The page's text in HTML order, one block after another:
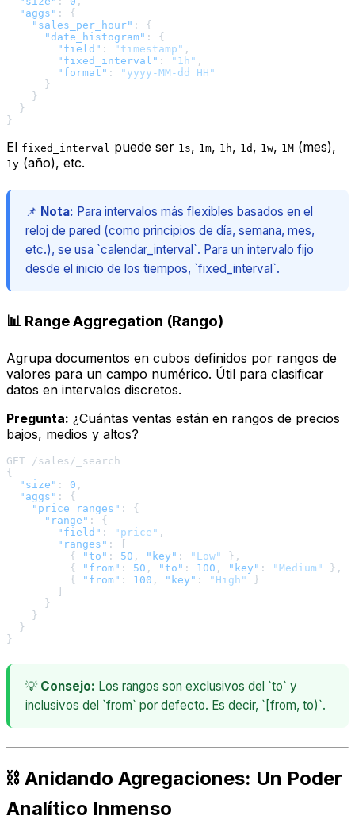
"aggs" :
{
"sales_per_hour" :
{
"date_histogram" :
{
"field" : "timestamp" ,
"fixed_interval" : "1h" ,
"format" :
"yyyy-MM-dd HH"
}
}
}
}
El fixed_interval puede ser 1s, 1m, 1h, 1d , 1w, 1M (mes),
1y (año), etc.
📌 Nota: Para intervalos más flexibles basados en el
reloj de pared (como principios de día, semana, mes,
etc.), se usa `calendar_interval`. Para un intervalo fijo
desde el inicio de los tiempos, `fixed_interval`.
📊 Range Aggregation (Rango)
Agrupa documentos en cubos definidos por rangos de
valores para un campo numérico. Útil para clasificar
datos en intervalos discretos.
Pregunta: ¿Cuántas ventas están en rangos de precios
bajos, medios y altos?
{
"size" : 0 ,
"aggs" :
{
"price_ranges" :
{
"range" :
{
"field" : "price" ,
"ranges" :
{
"to" : 50 , "key" : "Low" } ,
{
"from" : 50 , "to" : 100 , "key" : "Medium" } ,
{
"from" : 100 , "key" : "High"
}
}
}
}
}
💡 Consejo: Los rangos son exclusivos del `to` y
inclusivos del `from` por defecto. Es decir, `[from, to)`.
⛓️ Anidando Agregaciones: Un Poder
Analítico Inmenso